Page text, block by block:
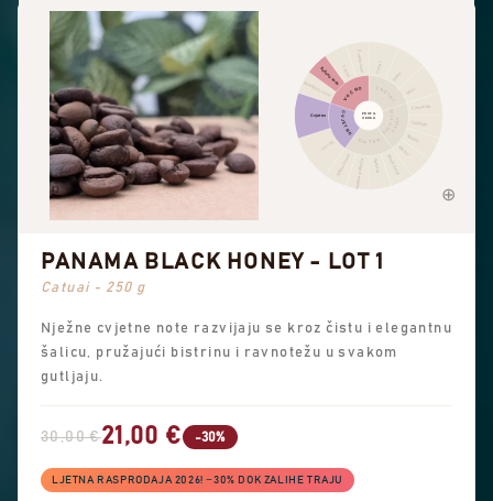
Papar
Oštro
Čokolada
Lješnjak
Badem
Kikiriki
Smeđi šećer
Sveukupna slatkoća
Slatke arome
Crni čaj
Cvjetno
Bobičasto voće
Sušeno voće
Ostalo voće
ORAŠASTI PLODOVI
SLATKO
CVJETNO
VOĆNO
PROFIL
OKUSA
PANAMA BLACK HONEY - LOT 1
Catuai - 250 g
Nježne cvjetne note razvijaju se kroz čistu i elegantnu
šalicu, pružajući bistrinu i ravnotežu u svakom
gutljaju.
30,00 €21,00 € -30%
LJETNA RASPRODAJA 2026! −30% DOK ZALIHE TRAJU